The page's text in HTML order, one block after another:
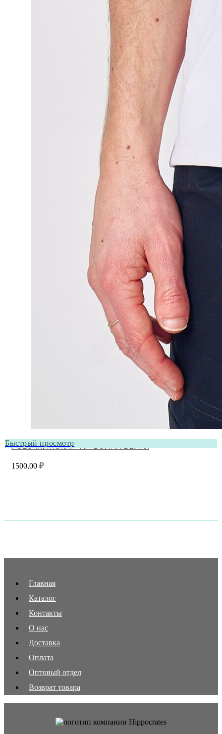
Быстрый просмотр
POLO МУЖСКАЯ ФУТБОЛКА БЕЛАЯ
1500,00 ₽
Главная
Каталог
Контакты
О нас
Доставка
Оплата
Оптовый отдел
Возврат товара